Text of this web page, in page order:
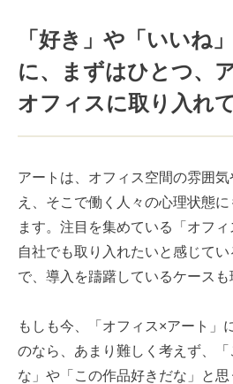
「好き」や「いいね
に、まずはひとつ、
オフィスに取り入れ
アートは、オフィス空間の雰囲
え、そこで働く人々の心理状態
ます。注目を集めている「オフ
自社でも取り入れたいと感じて
で、導入を躊躇しているケースも
もしも今、「オフィス×アート」
のなら、あまり難しく考えず、
な」や「この作品好きだな」と